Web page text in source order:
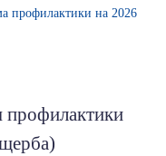
профилактики на 2026